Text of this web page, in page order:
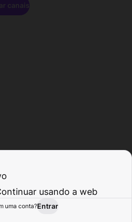
Atividade
canais
usando a web
uma conta?Entrar